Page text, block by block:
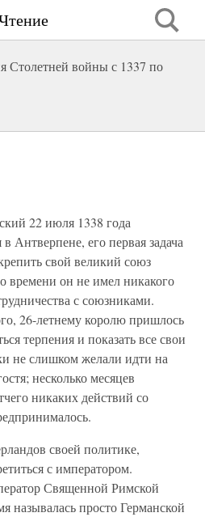
Столетней войны с 1337 по
22 июля 1338 года
Антверпене, его первая задача
свой великий союз
времени он не имел никакого
с союзниками.
26-летнему королю пришлось
терпения и показать все свои
не слишком желали идти на
несколько месяцев
никаких действий со
своей политике,
с императором.
Священной Римской
называлась просто Германской